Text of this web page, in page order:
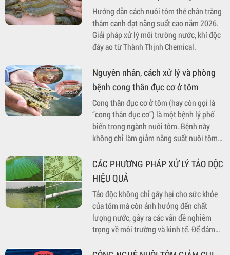
Vững 2026
Hướng dẫn cách nuôi tôm thẻ chân trắng
thâm canh đạt năng suất cao năm 2026.
Giải pháp xử lý môi trường nước, khí độc
đáy ao từ Thành Thịnh Chemical.
Nguyên nhân, cách xử lý và phòng
bệnh cong thân đục cơ ở tôm
Cong thân đục cơ ở tôm (hay còn gọi là
“cong thân đục cơ”) là một bệnh lý phổ
biến trong ngành nuôi tôm. Bệnh này
không chỉ làm giảm năng suất nuôi tôm
phẩm cuối cùng.
CÁC PHƯƠNG PHÁP XỬ LÝ TẢO ĐỘC
HIỆU QUẢ
Tảo độc không chỉ gây hại cho sức khỏe
của tôm mà còn ảnh hưởng đến chất
lượng nước, gây ra các vấn đề nghiêm
trọng về môi trường và kinh tế. Để đảm